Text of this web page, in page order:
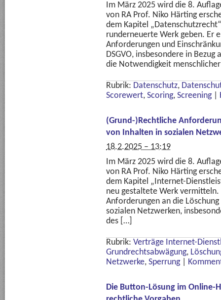
Im März 2025 wird die 8.
von RA Prof. Niko Härting
dem Kapitel
runderneuerte Werk geben. Er
Anforderungen und
DSGVO, insbesondere in
die Notwendigkeit
Rubrik: Datenschutz,
Scorewert, Scoring, Screening
(Grund-)Rechtliche
von Inhalten in sozialen
18.2.2025 – 13:19
Im März 2025 wird die 8.
von RA Prof. Niko Härting
dem Kapitel „Internet-
neu gestaltete Werk
Anforderungen an die
sozialen Netzwerken,
des […]
Rubrik: Verträge Internet-
Grundrechtsabwägung,
Netzwerke, Sperrung
Die Button-Lösung im